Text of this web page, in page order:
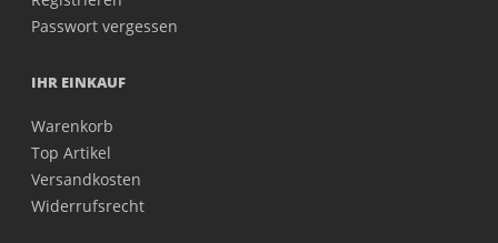
Passwort vergessen
IHR EINKAUF
Warenkorb
Top Artikel
Versandkosten
Widerrufsrecht